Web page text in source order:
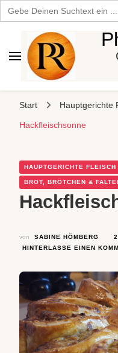
Search
for:
Start Hauptgerichte
Hackfleischsonne
HAUPTGERICHTE
BROT, BRÖTCHEN &
von SABINE HÖMBERG
HINTERLASSE EINEN